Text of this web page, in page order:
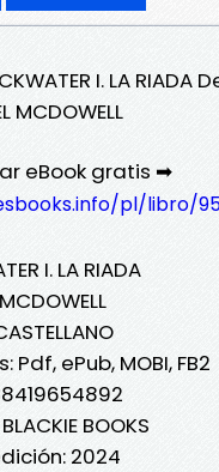
I. LA RIADA
MCDOWELL
eBook gratis ➡
pl/libro/
I. LA RIADA
Pdf, ePub, MOBI, FB2
BOOKS
2024